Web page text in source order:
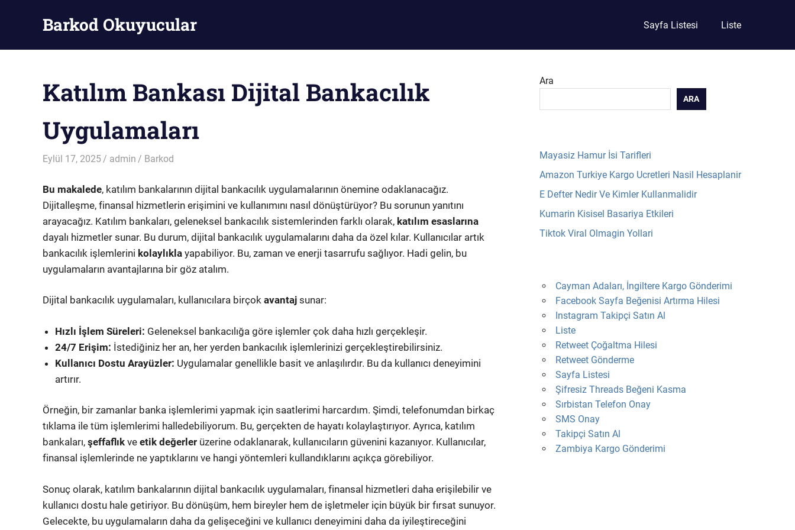
Barkod Okuyucular Sayfa Listesi Liste
Katılım Bankası Dijital Bankacılık
Uygulamaları
Eylül 17, 2025 admin Barkod
Bu makalede, katılım bankalarının dijital bankacılık uygulamalarının önemine odaklanacağız.
Dijitalleşme, finansal hizmetlerin erişimini ve kullanımını nasıl dönüştürüyor? Bu sorunun yanıtını
arayacağız. Katılım bankaları, geleneksel bankacılık sistemlerinden farklı olarak, katılım esaslarına
dayalı hizmetler sunar. Bu durum, dijital bankacılık uygulamalarını daha da özel kılar. Kullanıcılar artık
bankacılık işlemlerini kolaylıkla yapabiliyor. Bu, zaman ve enerji tasarrufu sağlıyor. Hadi gelin, bu
uygulamaların avantajlarına bir göz atalım.
Dijital bankacılık uygulamaları, kullanıcılara birçok avantaj sunar:
Hızlı İşlem Süreleri: Geleneksel bankacılığa göre işlemler çok daha hızlı gerçekleşir.
24/7 Erişim: İstediğiniz her an, her yerden bankacılık işlemlerinizi gerçekleştirebilirsiniz.
Kullanıcı Dostu Arayüzler: Uygulamalar genellikle basit ve anlaşılırdır. Bu da kullanıcı deneyimini
artırır.
Örneğin, bir zamanlar banka işlemlerimi yapmak için saatlerimi harcardım. Şimdi, telefonumdan birkaç
tıklama ile tüm işlemlerimi halledebiliyorum. Bu, gerçekten de hayatı kolaylaştırıyor. Ayrıca, katılım
bankaları, şeffaflık ve etik değerler üzerine odaklanarak, kullanıcıların güvenini kazanıyor. Kullanıcılar,
finansal işlemlerinde ne yaptıklarını ve hangi yöntemleri kullandıklarını açıkça görebiliyor.
Sonuç olarak, katılım bankalarının dijital bankacılık uygulamaları, finansal hizmetleri daha erişilebilir ve
kullanıcı dostu hale getiriyor. Bu dönüşüm, hem bireyler hem de işletmeler için büyük bir fırsat sunuyor.
Gelecekte, bu uygulamaların daha da gelişeceğini ve kullanıcı deneyimini daha da iyileştireceğini
Ara
ARA
Mayasiz Hamur İsi Tarifleri
Amazon Turkiye Kargo Ucretleri Nasil Hesaplanir
E Defter Nedir Ve Kimler Kullanmalidir
Kumarin Kisisel Basariya Etkileri
Tiktok Viral Olmagin Yollari
Cayman Adaları, İngiltere Kargo Gönderimi
Facebook Sayfa Beğenisi Artırma Hilesi
Instagram Takipçi Satın Al
Liste
Retweet Çoğaltma Hilesi
Retweet Gönderme
Sayfa Listesi
Şifresiz Threads Beğeni Kasma
Sırbistan Telefon Onay
SMS Onay
Takipçi Satın Al
Zambiya Kargo Gönderimi